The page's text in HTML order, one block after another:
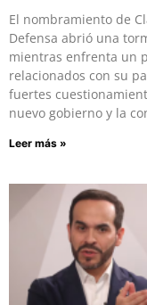
El nombramiento de
Defensa abrió una
mientras enfrenta un
relacionados con su
fuertes
nuevo gobierno y la
Leer más »